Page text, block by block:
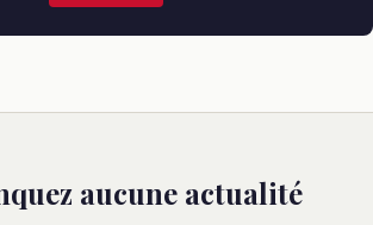
aucune actualité